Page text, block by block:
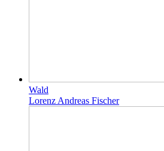
Wald
Lorenz Andreas Fischer